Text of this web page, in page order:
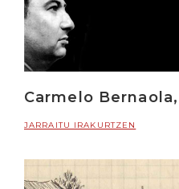
Carmelo
JARRAITU IRAKURTZEN